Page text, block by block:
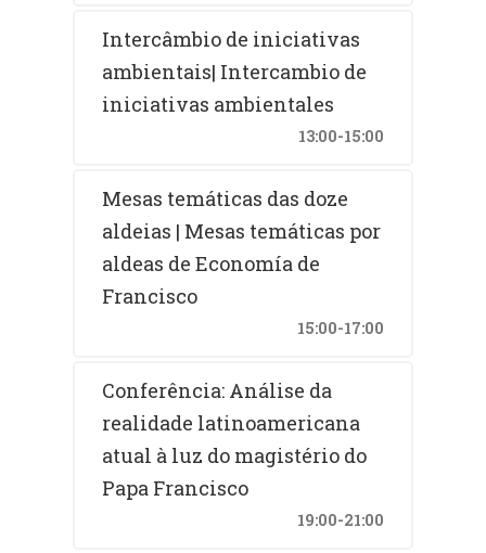
Es necesario revisar o repensar la
propuesta de la Economía de Francisco
desde un contexto latinoamericano,
campos histórico, social, económico,
campos distintos a otras partes del
globo, pensando a la Economía de
Francisco conectada con otros
continentes y ramas del pensamiento
alrededor del mundo.
ATENCIÓN, ESTA PROGRAMACIÓN SERÁ
Hora de Brasilia (Brasil) y Argentina.
Intercâmbio de iniciativas
ambientais| Intercambio de
iniciativas ambientales
13:00-15:00
Mesas temáticas das doze
aldeias | Mesas temáticas por
aldeas de Economía de
Francisco
15:00-17:00
Conferência: Análise da
realidade latinoamericana
atual à luz do magistério do
Papa Francisco
19:00-21:00